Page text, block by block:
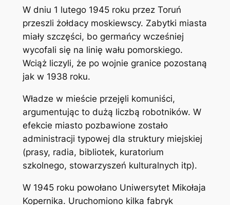
W dniu 1 lutego 1945 roku przez Toruń
przeszli żołdacy moskiewscy. Zabytki miasta
miały szczęści, bo germańcy wcześniej
wycofali się na linię wału pomorskiego.
Wciąż liczyli, że po wojnie granice pozostaną
jak w 1938 roku.
Władze w mieście przejęli komuniści,
argumentując to dużą liczbą robotników. W
efekcie miasto pozbawione zostało
administracji typowej dla struktury miejskiej
(prasy, radia, bibliotek, kuratorium
szkolnego, stowarzyszeń kulturalnych itp).
W 1945 roku powołano Uniwersytet Mikołaja
Kopernika. Uruchomiono kilka fabryk